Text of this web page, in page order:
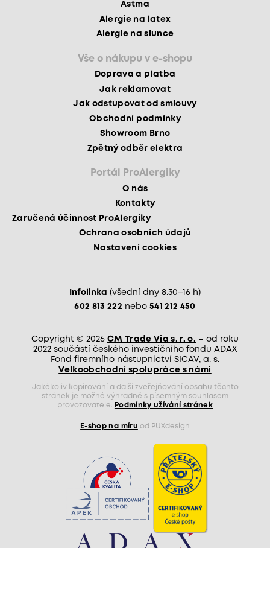
Astma
Alergie na latex
Alergie na slunce
Vše o nákupu v e-shopu
Doprava a platba
Jak reklamovat
Jak odstupovat od smlouvy
Obchodní podmínky
Showroom Brno
Zpětný odběr elektra
Portál ProAlergiky
O nás
Kontakty
Zaručená účinnost ProAlergiky
Ochrana osobních údajů
Nastavení cookies
Infolinka (všední dny 8.30–16 h)
602 813 222 nebo 541 212 450
Copyright © 2026 CM Trade Via s. r. o. – od roku
2022 součástí českého investičního fondu ADAX
Fond firemního nástupnictví SICAV, a. s.
Velkoobchodní spolupráce s námi
Jakékoliv kopírování a další zveřejňování obsahu těchto
stránek je možné výhradně s písemným souhlasem
provozovatele.
Podmínky užívání stránek
E-shop na míru od PUXdesign